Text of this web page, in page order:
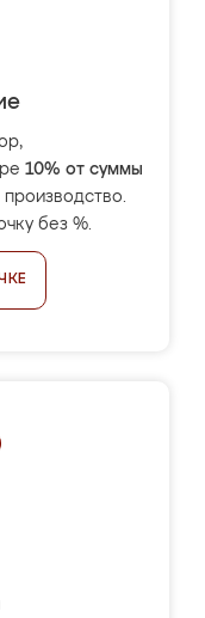
10% от суммы
производство.
без %.